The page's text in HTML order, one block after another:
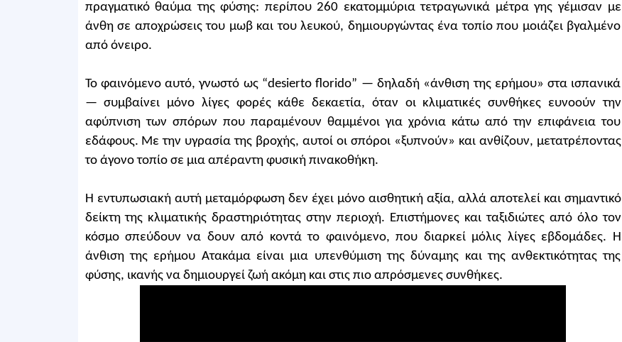
πραγματικό θαύμα της φύσης: περίπου 260 εκατομμύρια τετραγωνικά μέτρα γης γέμισαν με
άνθη σε αποχρώσεις του μωβ και του λευκού, δημιουργώντας ένα τοπίο που μοιάζει βγαλμένο
από όνειρο.
Το φαινόμενο αυτό, γνωστό ως “desierto florido” — δηλαδή «άνθιση της ερήμου» στα ισπανικά
— συμβαίνει μόνο λίγες φορές κάθε δεκαετία, όταν οι κλιματικές συνθήκες ευνοούν την
αφύπνιση των σπόρων που παραμένουν θαμμένοι για χρόνια κάτω από την επιφάνεια του
εδάφους. Με την υγρασία της βροχής, αυτοί οι σπόροι «ξυπνούν» και ανθίζουν, μετατρέποντας
το άγονο τοπίο σε μια απέραντη φυσική πινακοθήκη.
Η εντυπωσιακή αυτή μεταμόρφωση δεν έχει μόνο αισθητική αξία, αλλά αποτελεί και σημαντικό
δείκτη της κλιματικής δραστηριότητας στην περιοχή. Επιστήμονες και ταξιδιώτες από όλο τον
κόσμο σπεύδουν να δουν από κοντά το φαινόμενο, που διαρκεί μόλις λίγες εβδομάδες. Η
άνθιση της ερήμου Ατακάμα είναι μια υπενθύμιση της δύναμης και της ανθεκτικότητας της
φύσης, ικανής να δημιουργεί ζωή ακόμη και στις πιο απρόσμενες συνθήκες.